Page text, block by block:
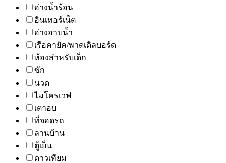
อ่างน้ำร้อน
อินเทอร์เน็ต
อ่างอาบน้ำ
เรือคายัค/พาดเดิลบอร์ด
ห้องสำหรับเด็ก
ซัก
นวด
ไมโครเวฟ
เตาอบ
ที่จอดรถ
ลานบ้าน
ตู้เย็น
ดาวเทียม